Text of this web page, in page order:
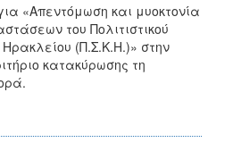
«Απεντόμωση και μυοκτονία
του Πολιτιστικού
(Π.Σ.Κ.Η.)» στην
κατακύρωσης τη